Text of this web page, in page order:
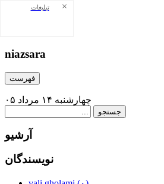
niazsara
فهرست
چهارشنبه ۱۴ مرداد ۰۵
آرشيو
نويسندگان
تبلیغات ×